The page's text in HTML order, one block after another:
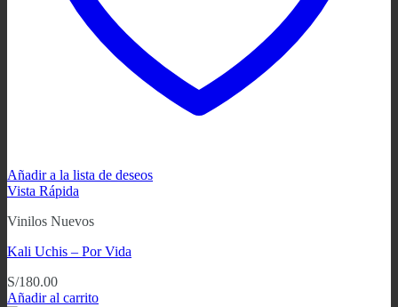
Añadir a la lista de deseos
Vista Rápida
Vinilos Nuevos
Kali Uchis – Por Vida
S/180.00
Añadir al carrito